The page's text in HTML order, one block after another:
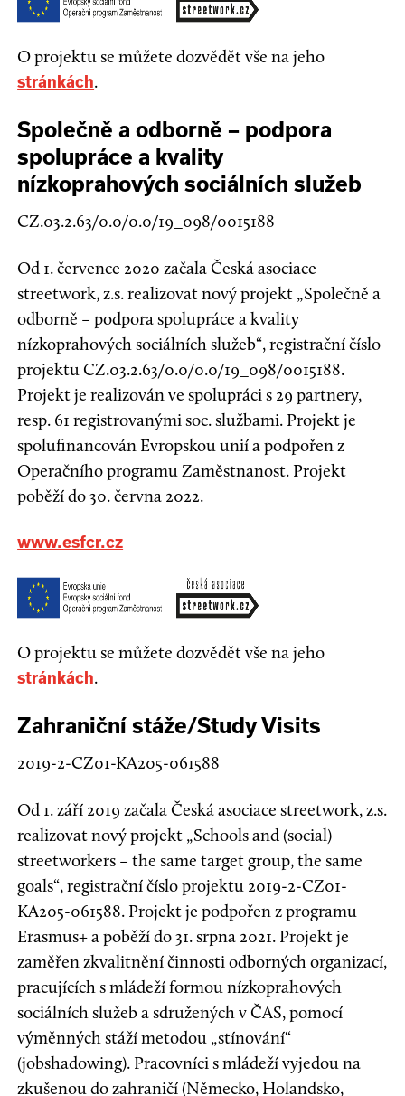
O projektu se můžete dozvědět vše na jeho
stránkách.
Společně a odborně – podpora
spolupráce a kvality
nízkoprahových sociálních služeb
CZ.03.2.63/0.0/0.0/19_098/0015188
Od 1. července 2020 začala Česká asociace
streetwork, z.s. realizovat nový projekt „Společně a
odborně – podpora spolupráce a kvality
nízkoprahových sociálních služeb“, registrační číslo
projektu CZ.03.2.63/0.0/0.0/19_098/0015188.
Projekt je realizován ve spolupráci s 29 partnery,
resp. 61 registrovanými soc. službami. Projekt je
spolufinancován Evropskou unií a podpořen z
Operačního programu Zaměstnanost. Projekt
poběží do 30. června 2022.
www.esfcr.cz
O projektu se můžete dozvědět vše na jeho
stránkách.
Zahraniční stáže/Study Visits
2019-2-CZ01-KA205-061588
Od 1. září 2019 začala Česká asociace streetwork, z.s.
realizovat nový projekt „Schools and (social)
streetworkers – the same target group, the same
goals“, registrační číslo projektu 2019-2-CZ01-
KA205-061588. Projekt je podpořen z programu
Erasmus+ a poběží do 31. srpna 2021. Projekt je
zaměřen zkvalitnění činnosti odborných organizací,
pracujících s mládeží formou nízkoprahových
sociálních služeb a sdružených v ČAS, pomocí
výměnných stáží metodou „stínování“
(jobshadowing). Pracovníci s mládeží vyjedou na
zkušenou do zahraničí (Německo, Holandsko,